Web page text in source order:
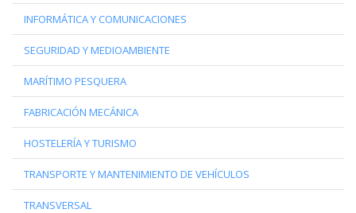
INFORMÁTICA Y COMUNICACIONES
SEGURIDAD Y MEDIOAMBIENTE
MARÍTIMO PESQUERA
FABRICACIÓN MECÁNICA
HOSTELERÍA Y TURISMO
TRANSPORTE Y MANTENIMIENTO DE VEHÍCULOS
TRANSVERSAL